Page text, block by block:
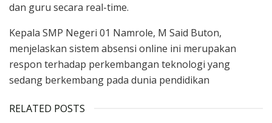
dan guru secara real-time.
Kepala SMP Negeri 01 Namrole, M Said Buton,
menjelaskan sistem absensi online ini merupakan
respon terhadap perkembangan teknologi yang
sedang berkembang pada dunia pendidikan
RELATED POSTS